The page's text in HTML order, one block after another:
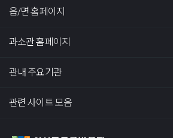
읍/면 홈페이지
과소관 홈페이지
관내 주요기관
관련 사이트 모음